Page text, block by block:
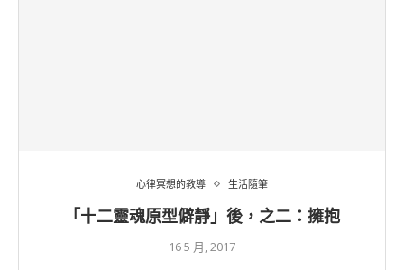
心律冥想的教導 生活隨筆
「十二靈魂原型僻靜」後，之二：擁抱
16 5 月, 2017